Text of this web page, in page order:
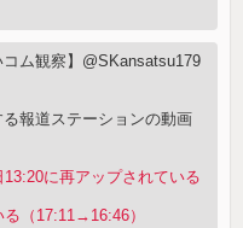
ム観察】@SKansatsu179
報道ステーションの動画
に再アップされている
（17:11→16:46）